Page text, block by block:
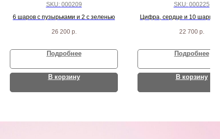
SKU: 000209
6 шаров с пузырьками и 2 с зеленью
26 200 р.
Подробнее
В корзину
SKU: 000225
Цифра, сердце и 10
22 700 р.
Подробнее
В корзину